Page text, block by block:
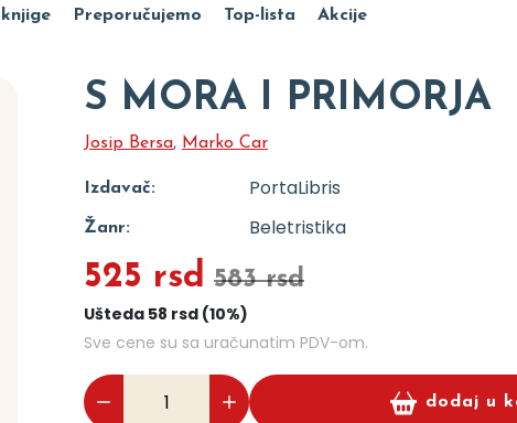
Preporučujemo Top-lista Akcije
S MORA I PRIMORJA
Josip Bersa, Marko Car
Izdavač: PortaLibris
Žanr: Beletristika
525 rsd 583 rsd
Ušteda 58 rsd (10%)
Sve cene su sa uračunatim PDV-om.
dodaj u